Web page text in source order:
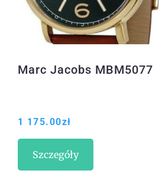
Marc Jacobs MBM5077
1 175.00zł
Szczegóły